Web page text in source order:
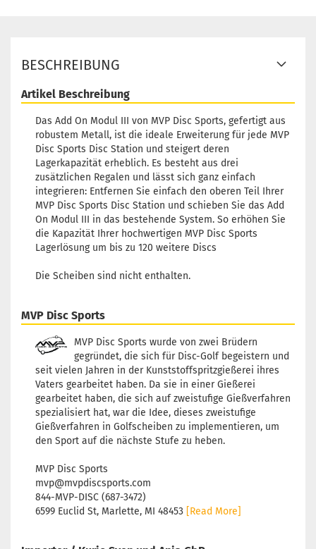
BESCHREIBUNG
Artikel Beschreibung
Das Add On Modul III von MVP Disc Sports, gefertigt aus
robustem Metall, ist die ideale Erweiterung für jede MVP
Disc Sports Disc Station und steigert deren
Lagerkapazität erheblich. Es besteht aus drei
zusätzlichen Regalen und lässt sich ganz einfach
integrieren: Entfernen Sie einfach den oberen Teil Ihrer
MVP Disc Sports Disc Station und schieben Sie das Add
On Modul III in das bestehende System. So erhöhen Sie
die Kapazität Ihrer hochwertigen MVP Disc Sports
Lagerlösung um bis zu 120 weitere Discs
Die Scheiben sind nicht enthalten.
MVP Disc Sports
MVP Disc Sports wurde von zwei Brüdern
gegründet, die sich für Disc-Golf begeistern und
seit vielen Jahren in der Kunststoffspritzgießerei ihres
Vaters gearbeitet haben. Da sie in einer Gießerei
gearbeitet haben, die sich auf zweistufige Gießverfahren
spezialisiert hat, war die Idee, dieses zweistufige
Gießverfahren in Golfscheiben zu implementieren, um
den Sport auf die nächste Stufe zu heben.
MVP Disc Sports
mvp@mvpdiscsports.com
844-MVP-DISC (687-3472)
6599 Euclid St, Marlette, MI 48453 [Read More]